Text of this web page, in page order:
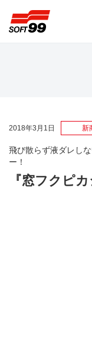
2018年3月1日 新
飛び散らず液ダレし
ー！
『窓フクピ